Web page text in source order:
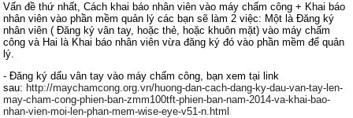
Vấn đề thứ nhất, Cách khai báo nhân viên vào máy chấm công + Khai báo
nhân viên vào phần mềm quản lý các bạn sẽ làm 2 việc: Một là Đăng ký
nhân viên ( Đăng ký vân tay, hoặc thẻ, hoặc khuôn mặt) vào máy chấm
công và Hai là Khai báo nhân viên vừa đăng ký đó vào phần mềm để quản
lý.
- Đăng ký dấu vân tay vào máy chấm công, bạn xem tại link
sau: http://maychamcong.org.vn/huong-dan-cach-dang-ky-dau-van-tay-len-
may-cham-cong-phien-ban-zmm100tft-phien-ban-nam-2014-va-khai-bao-
nhan-vien-moi-len-phan-mem-wise-eye-v51-n.html